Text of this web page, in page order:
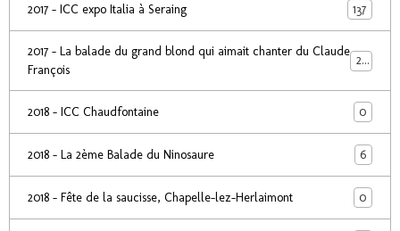
2017 - ICC expo Italia à Seraing 137
2017 - La balade du grand blond qui aimait chanter du Claude
François
24
2018 - ICC Chaudfontaine 0
2018 - La 2ème Balade du Ninosaure 6
2018 - Fête de la saucisse, Chapelle-lez-Herlaimont 0